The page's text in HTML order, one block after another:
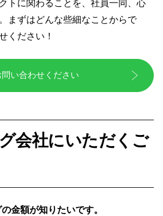
トに関わることを、社員一同、心
まずはどんな些細なことからで
ください！
い合わせください
会社にいただくご
金額が知りたいです。